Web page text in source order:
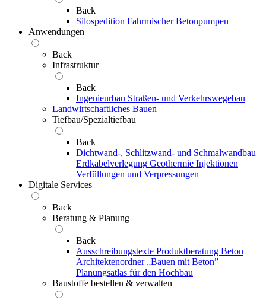
Back
Silospedition Fahrmischer Betonpumpen
Anwendungen
Back
Infrastruktur
Back
Ingenieurbau Straßen- und Verkehrswegebau
Landwirtschaftliches Bauen
Tiefbau/Spezialtiefbau
Back
Dichtwand-, Schlitzwand- und Schmalwandbau
Erdkabelverlegung Geothermie Injektionen
Verfüllungen und Verpressungen
Digitale Services
Back
Beratung & Planung
Back
Ausschreibungstexte Produktberatung Beton
Architektenordner „Bauen mit Beton”
Planungsatlas für den Hochbau
Baustoffe bestellen & verwalten